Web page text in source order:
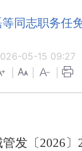
同志职务任
05-15 09:27
发〔2026〕